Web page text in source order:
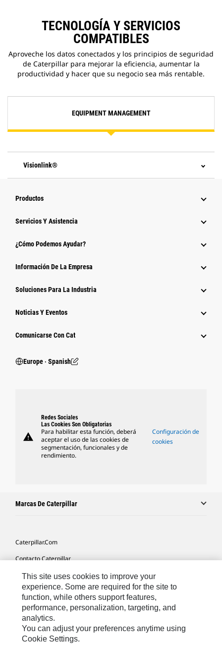
TECNOLOGÍA Y SERVICIOS
COMPATIBLES
Aproveche los datos conectados y los principios de seguridad
de Caterpillar para mejorar la eficiencia, aumentar la
productividad y hacer que su negocio sea más rentable.
EQUIPMENT MANAGEMENT
Visionlink®
Productos
Servicios Y Asistencia
¿Cómo Podemos Ayudar?
Información De La Empresa
Soluciones Para La Industria
Noticias Y Eventos
Comunicarse Con Cat
Europe ‧ Spanish
warning
Redes Sociales
Las Cookies Son Obligatorias
Para habilitar esta función, deberá
aceptar el uso de las cookies de
segmentación, funcionales y de
rendimiento.
Configuración de
cookies
Marcas De Caterpillar
Caterpillar.com
Contacto Caterpillar
Mis Preferencias De Marketing
Mapa Del Sitio
Cookie Settings
Aviso Legal
Privacidad
This site uses cookies to improve your
experience. Some are required for the site to
function, while others support features,
performance, personalization, targeting, and
analytics.
You can adjust your preferences anytime using
Cookie Settings.